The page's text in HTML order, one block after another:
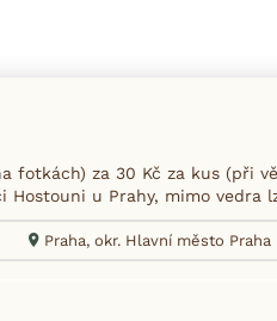
fotkách) za 30 Kč za kus (při
Hostouni u Prahy, mimo vedra
Praha, okr. Hlavní město Praha